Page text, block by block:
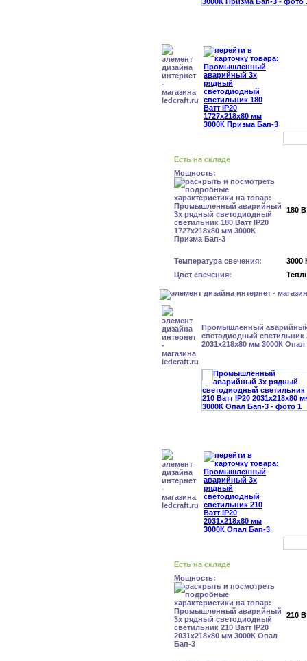
Есть на складе
Мощность:
180
Температура свечения:
3000
Цвет свечения:
Промышленный
светодиодный светильник
2031х218х80 мм 3000К
Есть на складе
Мощность:
210